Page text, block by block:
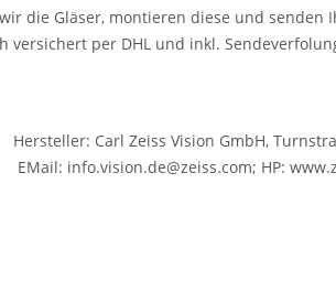
die Gläser, montieren diese und
versichert per DHL und inkl.
Hersteller: Carl Zeiss Vision GmbH,
EMail: info.vision.de@zeiss.com; HP: